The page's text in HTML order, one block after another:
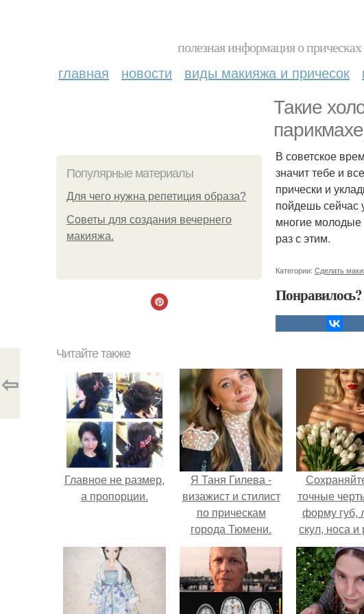
полезная информация о
главная новости виды макияжа и причесок
Такие
Популярные материалы
Для чего нужна репетиция образа?
Советы для создания вечернего
макияжа.
В советское
значит тебе и
прически и
пойдешь сейчас
многие молодые
раз с этим.
Категории: Сделать
Понравилось?
⇦
Читайте также
Главное не размер,
а пропорции.
Я Таня Гилева -
визажист и стилист
по прическам
города Тюмени.
точные
форму губ,
скул, носа и
глаз.